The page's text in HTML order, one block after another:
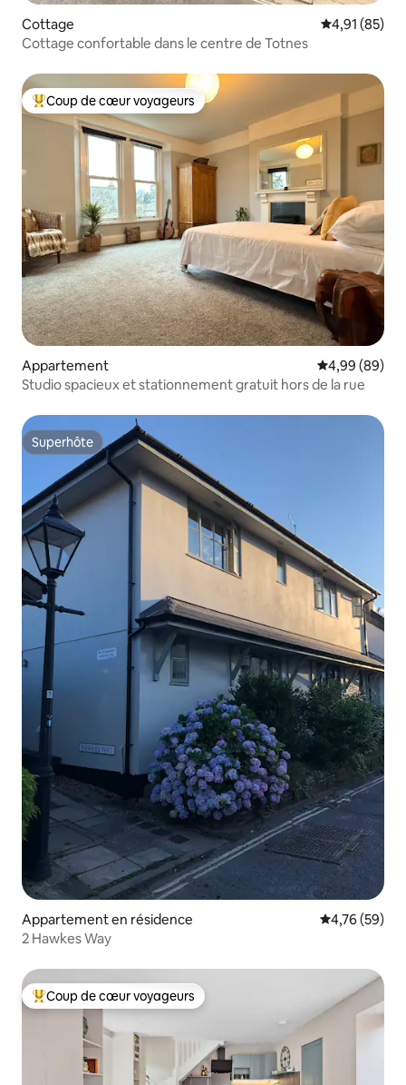
Cottage Évaluation
4,91 (85)
Cottage confortable dans le centre de Totnes
Coups de cœur voyageurs les plus appréciés
Coup de cœur voyageurs
Appartement Évaluation
4,99 (89)
Studio spacieux et stationnement gratuit hors de la rue
Superhôte
Superhôte
Appartement en résidence Évaluation
4,76 (59)
2 Hawkes Way
Coups de cœur voyageurs les plus appréciés
Coup de cœur voyageurs